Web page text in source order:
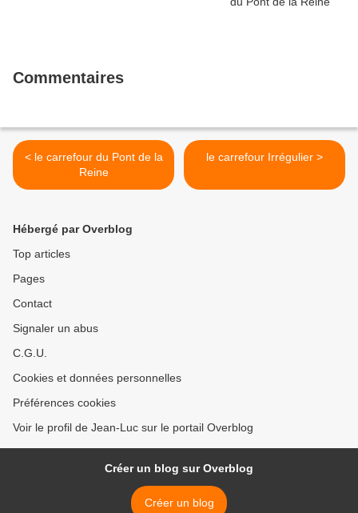
Commentaires
< le carrefour du Pont de la
Reine
le carrefour Irrégulier >
Hébergé par Overblog
Top articles
Pages
Contact
Signaler un abus
C.G.U.
Cookies et données personnelles
Préférences cookies
Voir le profil de Jean-Luc sur le portail Overblog
Créer un blog sur Overblog
Créer un blog